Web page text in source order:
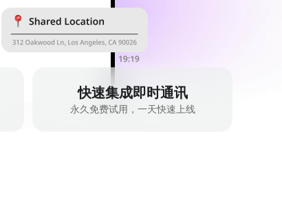
快速集成即时通讯
永久免费试用，一天快速上线